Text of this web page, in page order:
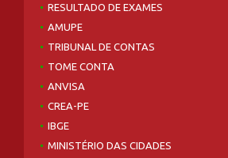
RESULTADO DE EXAMES
AMUPE
TRIBUNAL DE CONTAS
TOME CONTA
ANVISA
CREA-PE
IBGE
MINISTÉRIO DAS CIDADES